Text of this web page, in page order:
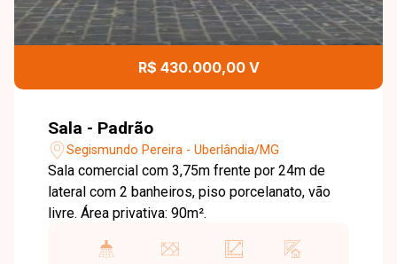
R$ 430.000,00 V
Sala - Padrão
Segismundo Pereira - Uberlândia/MG
Sala comercial com 3,75m frente por 24m de
lateral com 2 banheiros, piso porcelanato, vão
livre. Área privativa: 90m².